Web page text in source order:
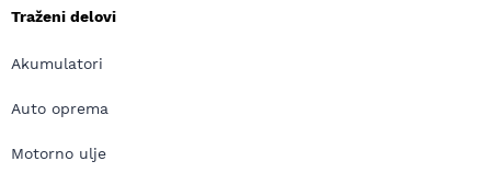
Traženi delovi
Akumulatori
Auto oprema
Motorno ulje